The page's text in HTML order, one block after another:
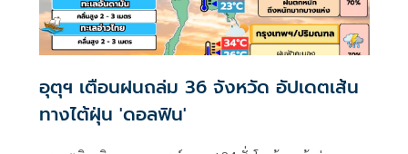
อุตุฯ เตือนฝนถล่ม 36 จังหวัด อัปเดตเส้น
ทางไต้ฝุ่น 'ดอลฟิน'